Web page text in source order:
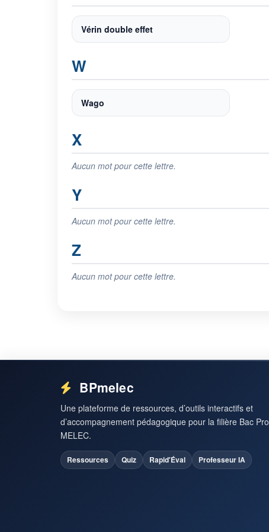
Vérin double effet
W
Wago
X
Aucun mot pour cette lettre.
Y
Aucun mot pour cette lettre.
Z
Aucun mot pour cette lettre.
BPmelec
Une plateforme de ressources, d’outils interactifs et
d’accompagnement pédagogique pour la filière Bac Pro
MELEC.
Ressources Quiz Rapid'Éval Professeur IA